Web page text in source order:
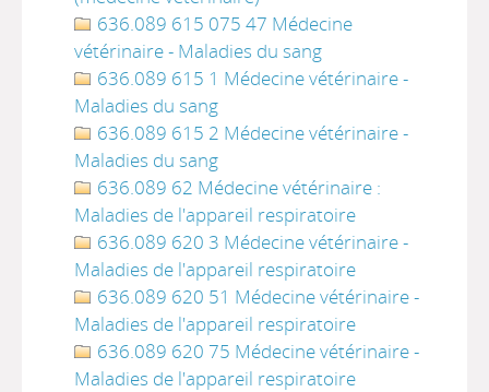
636.089 615 075 47 Médecine
vétérinaire - Maladies du sang
636.089 615 1 Médecine vétérinaire -
Maladies du sang
636.089 615 2 Médecine vétérinaire -
Maladies du sang
636.089 62 Médecine vétérinaire :
Maladies de l'appareil respiratoire
636.089 620 3 Médecine vétérinaire -
Maladies de l'appareil respiratoire
636.089 620 51 Médecine vétérinaire -
Maladies de l'appareil respiratoire
636.089 620 75 Médecine vétérinaire -
Maladies de l'appareil respiratoire